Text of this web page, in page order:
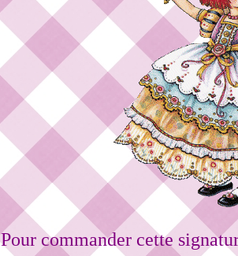
Pour commander cette